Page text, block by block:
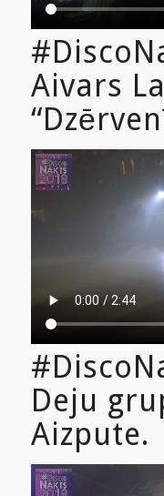
Aivars
Deju
Aizpute.